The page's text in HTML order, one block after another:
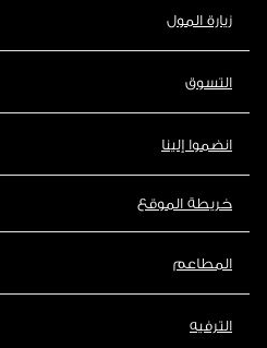
زيارة المول
التسوق
انضموا إلينا
خريطة الموقع
المطاعم
الترفيه